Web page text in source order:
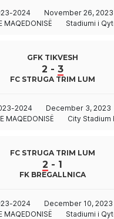
2024
November 26, 2023
MAQEDONISË
Stadiumi i
GFK TIKVESH
2 - 3
FC STRUGA TRIM LUM
2024
December 3, 2023
MAQEDONISË
City Stadium
FC STRUGA TRIM LUM
2 - 1
FK BREGALLNICA
2024
December 10, 2023
MAQEDONISË
Stadiumi i